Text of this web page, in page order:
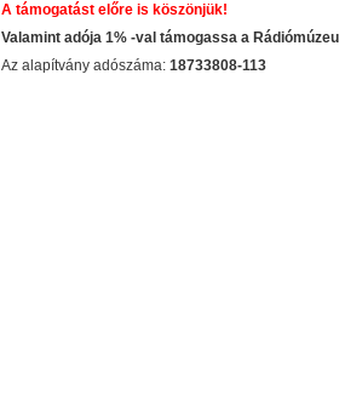
A támogatást előre is köszönjük!
Valamint adója 1% -val támogassa a
Az alapítvány adószáma:18733808-113